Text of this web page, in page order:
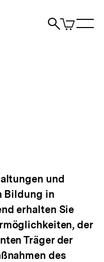
Suche
Artikel
im
und
Bildung in
erhalten Sie
der
Träger der
des